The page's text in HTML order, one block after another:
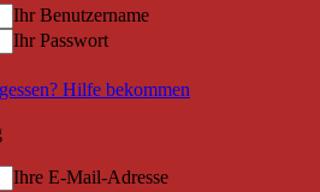
Ihr Benutzername
Ihr Passwort
Hilfe bekommen
Ihre E-Mail-Adresse